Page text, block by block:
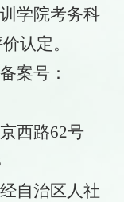
学院考务科
认定。
案号：
西路62号
自治区人社